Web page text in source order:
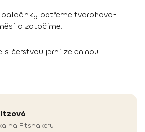
potřeme tvarohovo-
a zatočíme.
s čerstvou jarní zeleninou.
na Fitshakeru